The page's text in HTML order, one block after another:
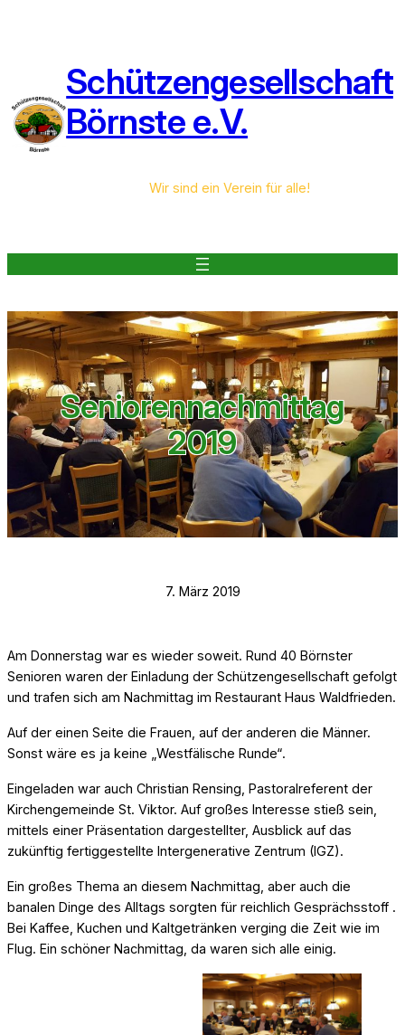
Schützengesellschaft
Börnste e.V.
Wir sind ein Verein für alle!
Seniorennachmittag
2019
7. März 2019
Am Donnerstag war es wieder soweit. Rund 40 Börnster
Senioren waren der Einladung der Schützengesellschaft gefolgt
und trafen sich am Nachmittag im Restaurant Haus Waldfrieden.
Auf der einen Seite die Frauen, auf der anderen die Männer.
Sonst wäre es ja keine „Westfälische Runde“.
Eingeladen war auch Christian Rensing, Pastoralreferent der
Kirchengemeinde St. Viktor. Auf großes Interesse stieß sein,
mittels einer Präsentation dargestellter, Ausblick auf das
zukünftig fertiggestellte Intergenerative Zentrum (IGZ).
Ein großes Thema an diesem Nachmittag, aber auch die
banalen Dinge des Alltags sorgten für reichlich Gesprächsstoff .
Bei Kaffee, Kuchen und Kaltgetränken verging die Zeit wie im
Flug. Ein schöner Nachmittag, da waren sich alle einig.